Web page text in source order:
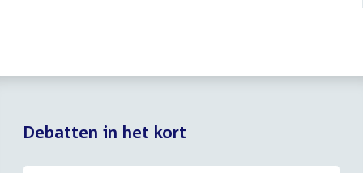
Debatten in het kort